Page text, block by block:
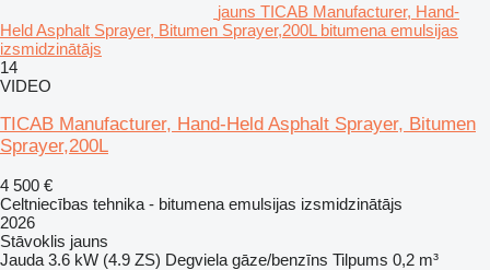
jauns TICAB Manufacturer, Hand-
Held Asphalt Sprayer, Bitumen Sprayer,200L bitumena emulsijas
izsmidzinātājs
14
VIDEO
TICAB Manufacturer, Hand-Held Asphalt Sprayer, Bitumen
Sprayer,200L
4 500 €
Celtniecības tehnika - bitumena emulsijas izsmidzinātājs
2026
Stāvoklis jauns
Jauda 3.6 kW (4.9 ZS) Degviela gāze/benzīns Tilpums 0,2 m³